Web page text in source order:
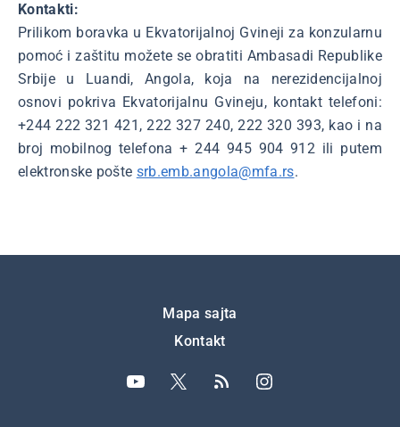
Kontakti:
Prilikom boravka u Ekvatorijalnoj Gvineji za konzularnu
pomoć i zaštitu možete se obratiti Ambasadi Republike
Srbije u Luandi, Angola, koja na nerezidencijalnoj
osnovi pokriva Ekvatorijalnu Gvineju, kontakt telefoni:
+244 222 321 421, 222 327 240, 222 320 393, kao i na
broj mobilnog telefona + 244 945 904 912 ili putem
elektronske pošte srb.emb.angola@mfa.rs.
Mapa sajta
Kontakt